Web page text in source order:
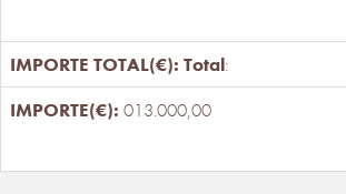
Total:
013.000,00